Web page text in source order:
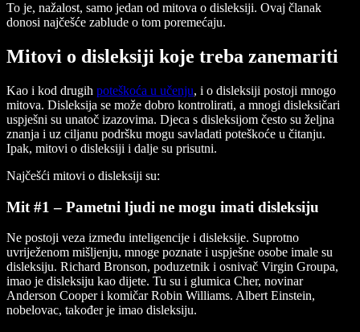
To je, nažalost, samo jedan od mitova o disleksiji. Ovaj članak
donosi najčešće zablude o tom poremećaju.
Mitovi o disleksiji koje treba zanemariti
Kao i kod drugih poteškoća u učenju, i o disleksiji postoji mnogo
mitova. Disleksija se može dobro kontrolirati, a mnogi disleksičari
uspješni su unatoč izazovima. Djeca s disleksijom često su željna
znanja i uz ciljanu podršku mogu savladati poteškoće u čitanju.
Ipak, mitovi o disleksiji i dalje su prisutni.
Najčešći mitovi o disleksiji su:
Mit #1 – Pametni ljudi ne mogu imati disleksiju
Ne postoji veza između inteligencije i disleksije. Suprotno
uvriježenom mišljenju, mnoge poznate i uspješne osobe imale su
disleksiju. Richard Bronson, poduzetnik i osnivač Virgin Groupa,
imao je disleksiju kao dijete. Tu su i glumica Cher, novinar
Anderson Cooper i komičar Robin Williams. Albert Einstein,
nobelovac, također je imao disleksiju.